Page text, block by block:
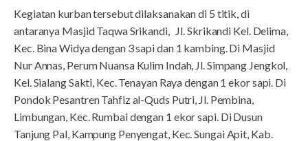
Kegiatan kurban tersebut dilaksanakan di 5 titik, di
antaranya Masjid Taqwa Srikandi, Jl. Skrikandi Kel. Delima,
Kec. Bina Widya dengan 3 sapi dan 1 kambing. Di Masjid
Nur Annas, Perum Nuansa Kulim Indah, Jl. Simpang Jengkol,
Kel. Sialang Sakti, Kec. Tenayan Raya dengan 1 ekor sapi. Di
Pondok Pesantren Tahfiz al-Quds Putri, Jl. Pembina,
Limbungan, Kec. Rumbai dengan 1 ekor sapi. Di Dusun
Tanjung Pal, Kampung Penyengat, Kec. Sungai Apit, Kab.